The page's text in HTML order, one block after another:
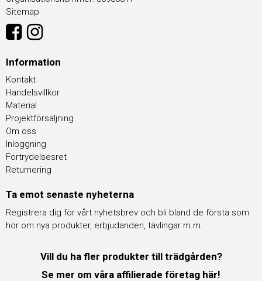
Sitemap
Information
Kontakt
Handelsvillkor
Material
Projektförsäljning
Om oss
Inloggning
Fortrydelsesret
Returnering
Ta emot senaste nyheterna
Registrera dig för vårt nyhetsbrev och bli bland de första som
hör om nya produkter, erbjudanden, tävlingar m.m.
Vill du ha fler produkter till trädgården?
Se mer om våra affilierade företag här!